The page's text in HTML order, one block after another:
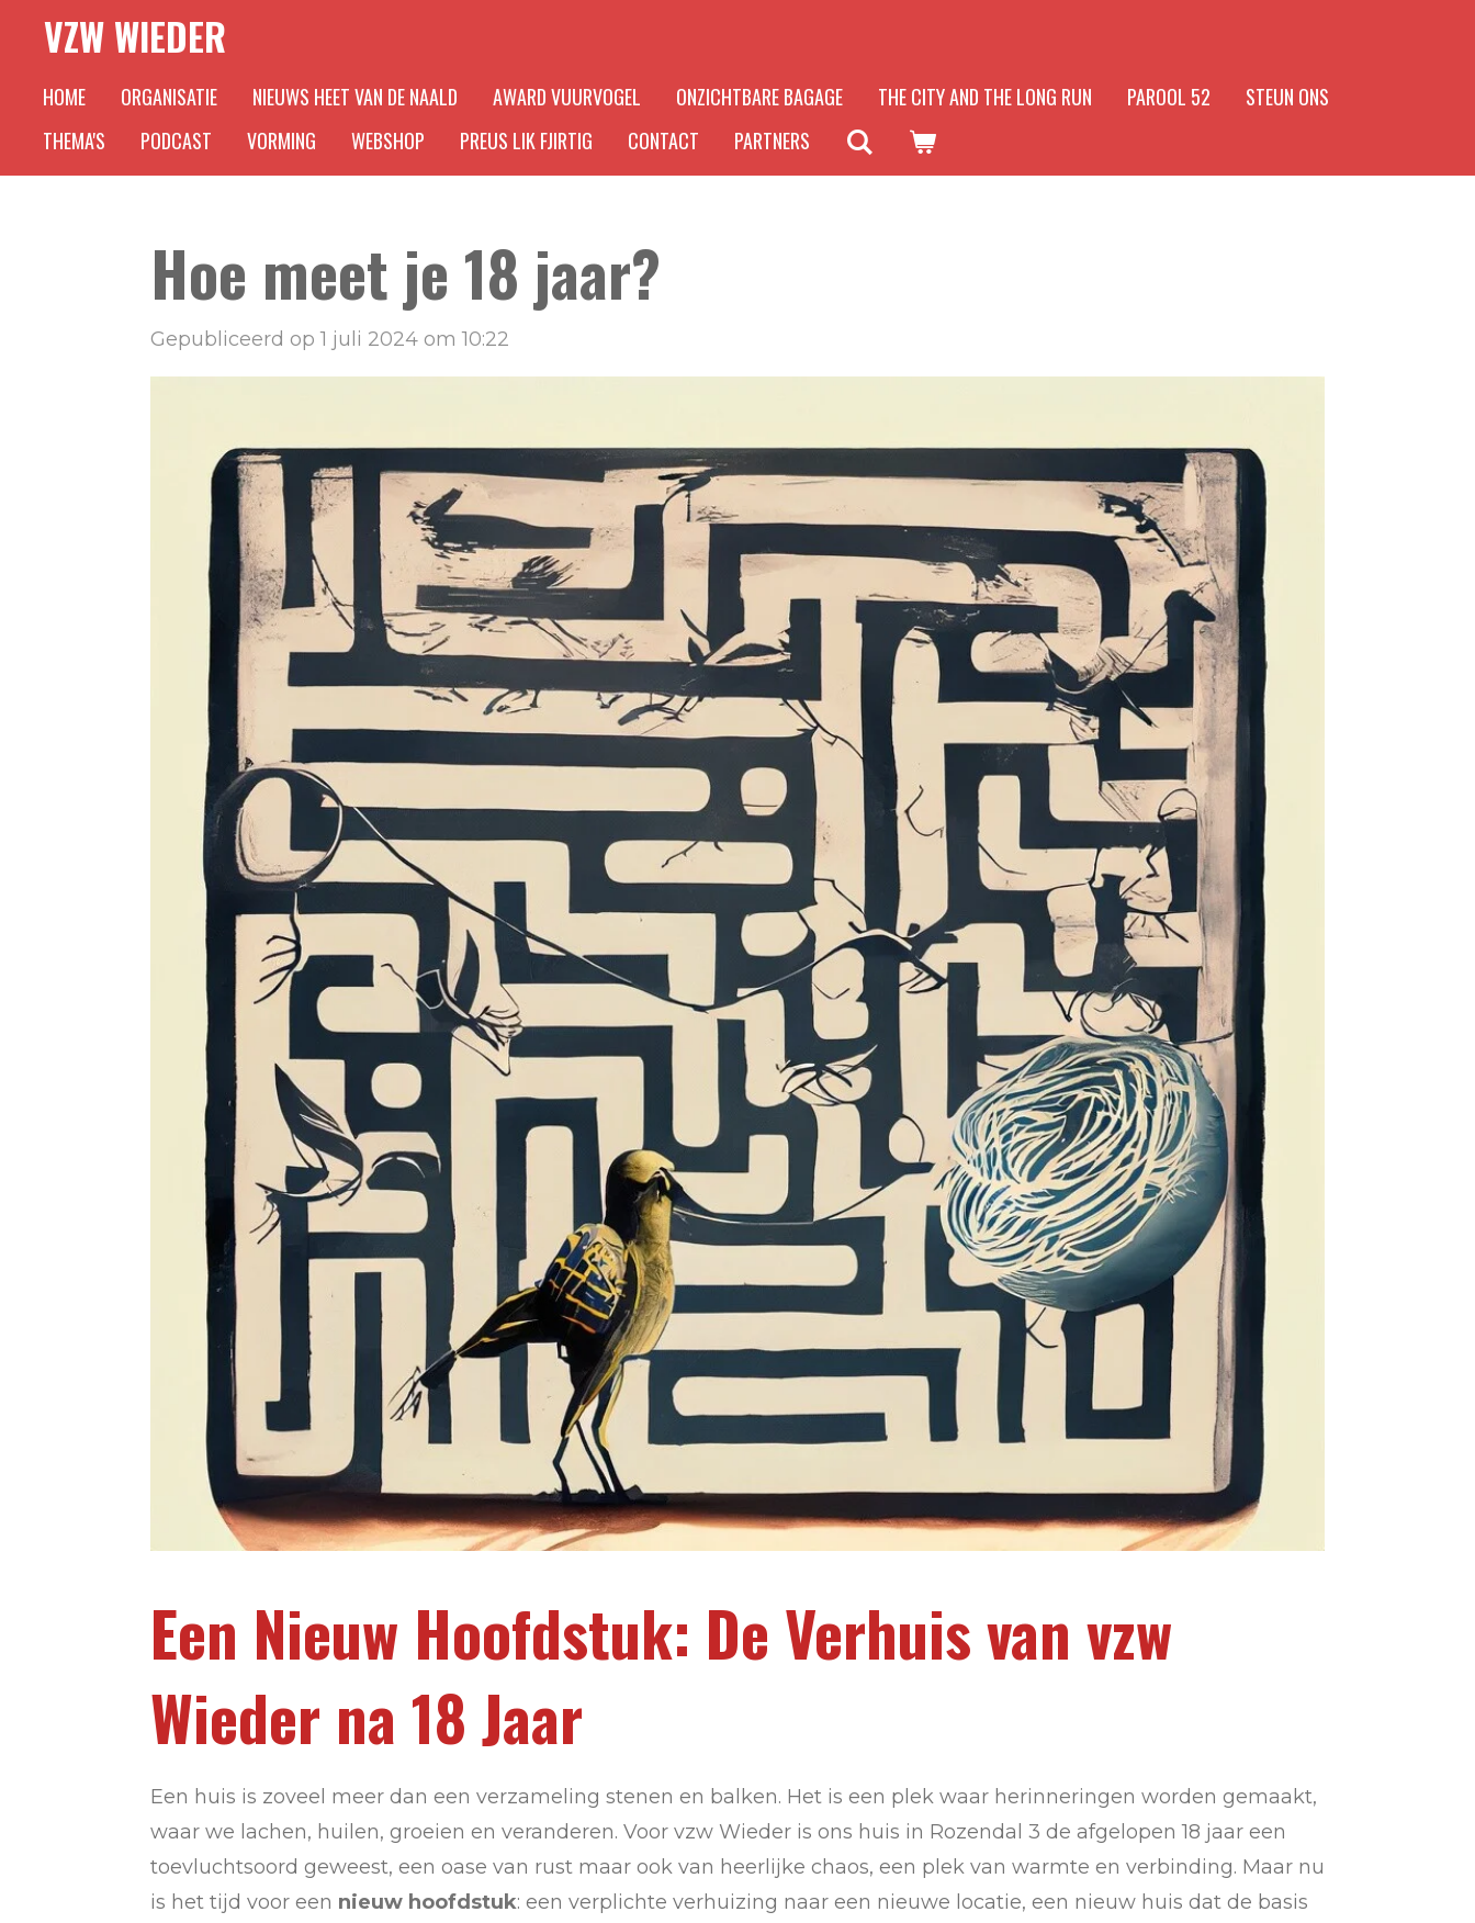
naar
VZW WIEDER
HOME ORGANISATIE NIEUWS HEET VAN DE NAALD AWARD VUURVOGEL ONZICHTBARE BAGAGE THE CITY AND THE LONG RUN PAROOL 52
STEUN ONS
THEMA'S
PODCAST VORMING WEBSHOP PREUS LIK FJIRTIG CONTACT PARTNERS
Hoe meet je 18 jaar?
Gepubliceerd op 1 juli 2024 om 10:22
Een Nieuw Hoofdstuk: De Verhuis van vzw
Wieder na 18 Jaar
Een huis is zoveel meer dan een verzameling stenen en balken. Het is een plek waar herinneringen worden gemaakt,
waar we lachen, huilen, groeien en veranderen. Voor vzw Wieder is ons huis in Rozendal 3 de afgelopen 18 jaar een
toevluchtsoord geweest, een oase van rust maar ook van heerlijke chaos, een plek van warmte en verbinding. Maar nu
is het tijd voor een nieuw hoofdstuk: een verplichte verhuizing naar een nieuwe locatie, een nieuw huis dat de basis